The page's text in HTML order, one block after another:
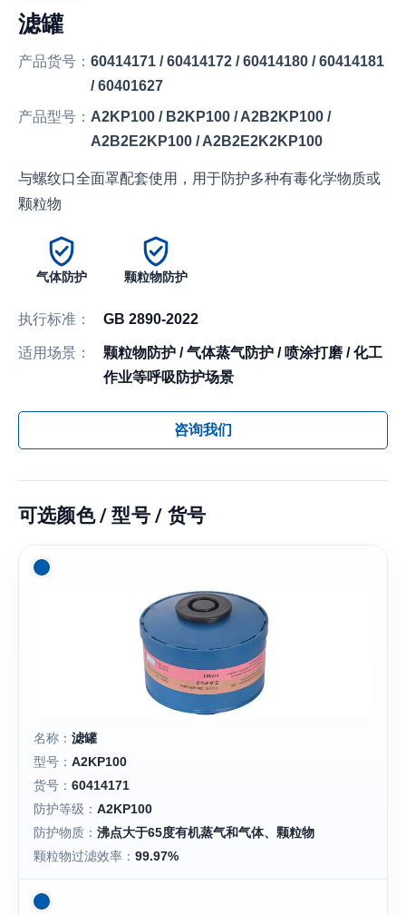
滤罐
产品货号： 60414171 / 60414172 / 60414180 / 60414181
/ 60401627
产品型号： A2KP100 / B2KP100 / A2B2KP100 /
A2B2E2KP100 / A2B2E2K2KP100
与螺纹口全面罩配套使用，用于防护多种有毒化学物质或
颗粒物
气体防护 颗粒物防护
执行标准： GB 2890-2022
适用场景：
颗粒物防护 / 气体蒸气防护 / 喷涂打磨 / 化工
作业等呼吸防护场景
咨询我们
可选颜色 / 型号 / 货号
名称： 滤罐
型号： A2KP100
货号： 60414171
防护等级： A2KP100
防护物质： 沸点大于65度有机蒸气和气体、颗粒物
颗粒物过滤效率： 99.97%